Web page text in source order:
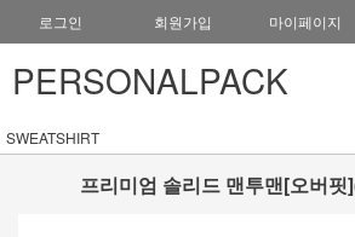
로그인 회원가입 마이페이지
PERSONALPACK
SWEATSHIRT
프리미엄 솔리드 맨투맨[오버